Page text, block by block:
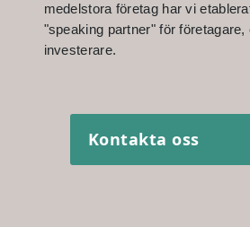
medelstora företag har vi
"speaking partner" för
investerare.
Kontakta oss